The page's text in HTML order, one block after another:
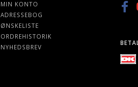
MIN KONTO
ADRESSEBOG
ØNSKELISTE
ORDREHISTORIK
NYHEDSBREV